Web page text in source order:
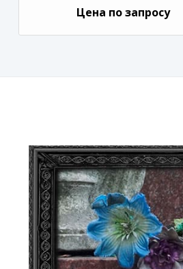
Цена по запросу